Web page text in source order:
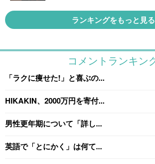
ランキングをもっと見る